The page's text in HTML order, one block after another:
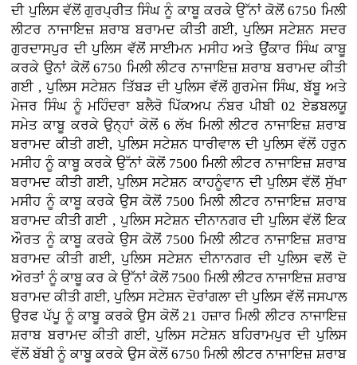
ਦੀ ਪੁਲਿਸ ਵੱਲੋਂ ਗੁਰਪ੍ਰੀਤ ਸਿੰਘ ਨੂੰ ਕਾਬੂ ਕਰਕੇ ਉੱਨਾਂ ਕੋਲੋਂ 6750 ਮਿਲੀ
ਲੀਟਰ ਨਾਜਾਇਜ਼ ਸ਼ਰਾਬ ਬਰਾਮਦ ਕੀਤੀ ਗਈ, ਪੁਲਿਸ ਸਟੇਸ਼ਨ ਸਦਰ
ਗੁਰਦਾਸਪੁਰ ਦੀ ਪੁਲਿਸ ਵੱਲੋਂ ਸਾਈਮਨ ਮਸੀਹ ਅਤੇ ਉਂਕਾਰ ਸਿੰਘ ਕਾਬੂ
ਕਰਕੇ ਉਨਾਂ ਕੋਲੋਂ 6750 ਮਿਲੀ ਲੀਟਰ ਨਾਜਾਇਜ਼ ਸ਼ਰਾਬ ਬਰਾਮਦ ਕੀਤੀ
ਗਈ , ਪੁਲਿਸ ਸਟੇਸ਼ਨ ਤਿੱਬੜ ਦੀ ਪੁਲਿਸ ਵੱਲੋਂ ਗੁਰਮੇਜ ਸਿੰਘ, ਬੱਬੂ ਅਤੇ
ਮੇਜਰ ਸਿੰਘ ਨੂੰ ਮਹਿੰਦਰਾ ਬਲੈਰੋ ਪਿੱਕਅਪ ਨੰਬਰ ਪੀਬੀ 02 ਏਡਬਲਯੂ
ਸਮੇਤ ਕਾਬੂ ਕਰਕੇ ਉਨ੍ਹਾਂ ਕੋਲੋਂ 6 ਲੱਖ ਮਿਲੀ ਲੀਟਰ ਨਾਜਾਇਜ਼ ਸ਼ਰਾਬ
ਬਰਾਮਦ ਕੀਤੀ ਗਈ, ਪੁਲਿਸ ਸਟੇਸ਼ਨ ਧਾਰੀਵਾਲ ਦੀ ਪੁਲਿਸ ਵੱਲੋਂ ਹਰੁਨ
ਮਸੀਹ ਨੂੰ ਕਾਬੂ ਕਰਕੇ ਉੱਨਾਂ ਕੋਲੋਂ 7500 ਮਿਲੀ ਲੀਟਰ ਨਾਜਾਇਜ਼ ਸ਼ਰਾਬ
ਬਰਾਮਦ ਕੀਤੀ ਗਈ, ਪੁਲਿਸ ਸਟੇਸ਼ਨ ਕਾਹਨੂੰਵਾਨ ਦੀ ਪੁਲਿਸ ਵੱਲੋਂ ਸੁੱਖਾ
ਮਸੀਹ ਨੂੰ ਕਾਬੂ ਕਰਕੇ ਉਸ ਕੋਲੋਂ 7500 ਮਿਲੀ ਲੀਟਰ ਨਾਜਾਇਜ਼ ਸ਼ਰਾਬ
ਬਰਾਮਦ ਕੀਤੀ ਗਈ , ਪੁਲਿਸ ਸਟੇਸ਼ਨ ਦੀਨਾਨਗਰ ਦੀ ਪੁਲਿਸ ਵੱਲੋਂ ਇਕ
ਔਰਤ ਨੂੰ ਕਾਬੂ ਕਰਕੇ ਉਸ ਕੋਲੋਂ 7500 ਮਿਲੀ ਲੀਟਰ ਨਾਜਾਇਜ਼ ਸ਼ਰਾਬ
ਬਰਾਮਦ ਕੀਤੀ ਗਈ, ਪੁਲਿਸ ਸਟੇਸ਼ਨ ਦੀਨਾਨਗਰ ਦੀ ਪੁਲਿਸ ਵਲੋਂ ਦੋ
ਅੋਰਤਾਂ ਨੂੰ ਕਾਬੂ ਕਰ ਕੇ ਉੱਨਾਂ ਕੋਲੋਂ 7500 ਮਿਲੀ ਲੀਟਰ ਨਾਜਾਇਜ਼ ਸ਼ਰਾਬ
ਬਰਾਮਦ ਕੀਤੀ ਗਈ, ਪੁਲਿਸ ਸਟੇਸ਼ਨ ਦੋਰਾਂਗਲਾ ਦੀ ਪੁਲਿਸ ਵੱਲੋਂ ਜਸਪਾਲ
ਉਰਫ ਪੱਪੂ ਨੂੰ ਕਾਬੂ ਕਰਕੇ ਉਸ ਕੋਲੋਂ 21 ਹਜ਼ਾਰ ਮਿਲੀ ਲੀਟਰ ਨਾਜਾਇਜ਼
ਸ਼ਰਾਬ ਬਰਾਮਦ ਕੀਤੀ ਗਈ, ਪੁਲਿਸ ਸਟੇਸ਼ਨ ਬਹਿਰਾਮਪੁਰ ਦੀ ਪੁਲਿਸ
ਵੱਲੋਂ ਬੱਬੀ ਨੂੰ ਕਾਬੂ ਕਰਕੇ ਉਸ ਕੋਲੋਂ 6750 ਮਿਲੀ ਲੀਟਰ ਨਾਜਾਇਜ਼ ਸ਼ਰਾਬ